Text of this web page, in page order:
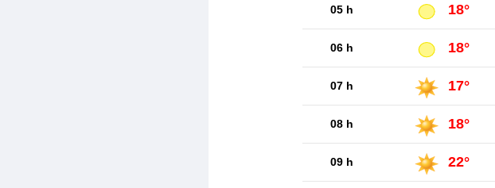
05 h 18°
06 h 18°
07 h 17°
08 h 18°
09 h 22°